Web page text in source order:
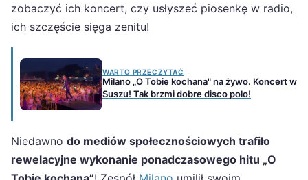
zobaczyć ich koncert, czy usłyszeć piosenkę w radio,
ich szczęście sięga zenitu!
WARTO PRZECZYTAĆ
Milano „O Tobie kochana" na żywo. Koncert w
Suszu! Tak brzmi dobre disco polo!
Niedawno do mediów społecznościowych trafiło
rewelacyjne wykonanie ponadczasowego hitu „O